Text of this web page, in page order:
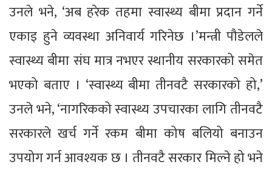
उनले भने, ‘अब हरेक तहमा स्वास्थ्य बीमा प्रदान गर्ने
एकाइ हुने व्यवस्था अनिवार्य गरिनेछ ।’मन्त्री पौडेलले
स्वास्थ्य बीमा संघ मात्र नभएर स्थानीय सरकारको समेत
भएको बताए । ‘स्वास्थ्य बीमा तीनवटै सरकारको हो,’
उनले भने, ‘नागरिकको स्वास्थ्य उपचारका लागि तीनवटै
सरकारले खर्च गर्ने रकम बीमा कोष बलियो बनाउन
उपयोग गर्न आवश्यक छ । तीनवटै सरकार मिल्ने हो भने